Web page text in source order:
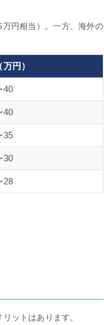
円相当）。一方、海外の
円）
40
40
35
30
28
ットはあります。